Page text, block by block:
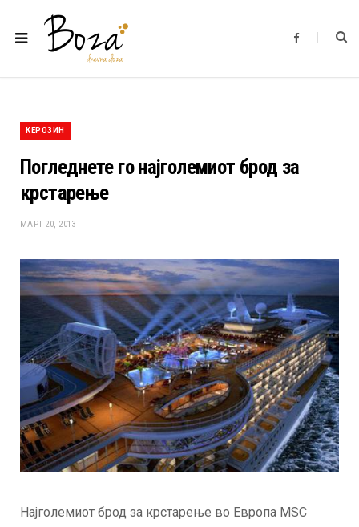
F
b
КЕРОЗИН
Погледнете го најголемиот брод за
крстарење
МАРТ 20, 2013
Најголемиот брод за крстарење во Европа МSC